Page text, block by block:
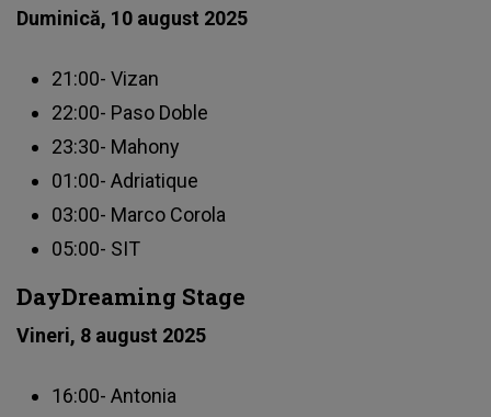
Duminică, 10 august 2025
21:00- Vizan
22:00- Paso Doble
23:30- Mahony
01:00- Adriatique
03:00- Marco Corola
05:00- SIT
DayDreaming Stage
Vineri, 8 august 2025
16:00- Antonia